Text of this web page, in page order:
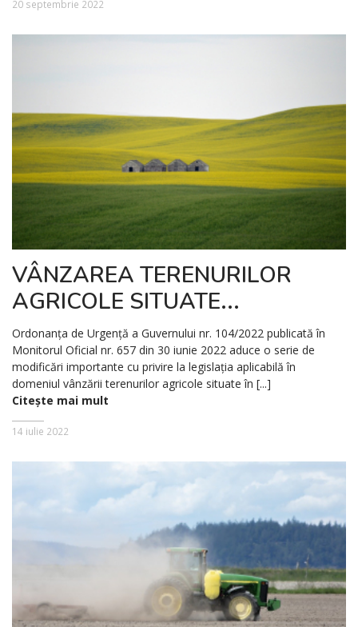
20 septembrie 2022
VÂNZAREA TERENURILOR
AGRICOLE SITUATE...
Ordonanţa de Urgenţă a Guvernului nr. 104/2022 publicată în
Monitorul Oficial nr. 657 din 30 iunie 2022 aduce o serie de
modificări importante cu privire la legislaţia aplicabilă în
domeniul vânzării terenurilor agricole situate în [...]
Citește mai mult
14 iulie 2022